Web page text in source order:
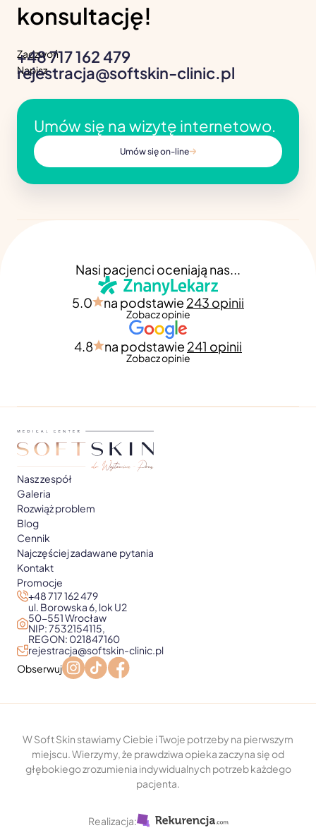
konsultację!
Zadzwoń
+48 717 162 479
Napisz
rejestracja@softskin-clinic.pl
Umów się na wizytę internetowo.
Umów się on-line
Nasi pacjenci oceniają nas...
5.0 na podstawie 243 opinii
Zobacz opinie
4.8 na podstawie 241 opinii
Zobacz opinie
Nasz zespół
Galeria
Rozwiąż problem
Blog
Cennik
Najczęściej zadawane pytania
Kontakt
Promocje
+48 717 162 479
ul. Borowska 6, lok U2
50-551 Wrocław
NIP: 7532154115,
REGON: 021847160
rejestracja@softskin-clinic.pl
Obserwuj
W Soft Skin stawiamy Ciebie i Twoje potrzeby na pierwszym
miejscu. Wierzymy, że prawdziwa opieka zaczyna się od
głębokiego zrozumienia indywidualnych potrzeb każdego
pacjenta.
Realizacja: